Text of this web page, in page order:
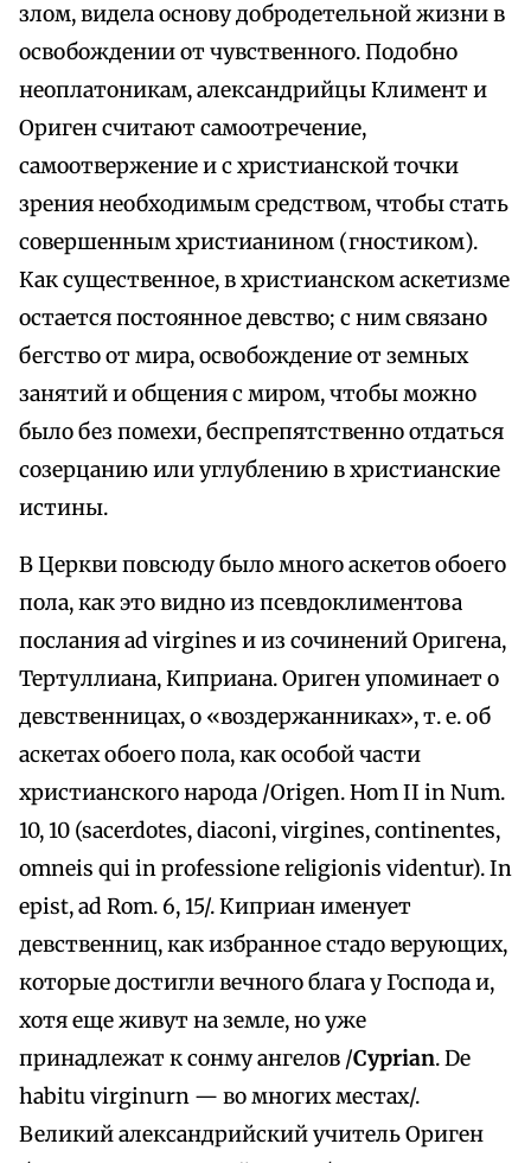
злом, видела основу добродетельной жизни в
освобождении от чувственного. Подобно
неоплатоникам, александрийцы Климент и
Ориген считают самоотречение,
самоотвержение и с христианской точки
зрения необходимым средством, чтобы стать
совершенным христианином (гностиком).
Как существенное, в христианском аскетизме
остается постоянное девство; с ним связано
бегство от мира, освобождение от земных
занятий и общения с миром, чтобы можно
было без помехи, беспрепятственно отдаться
созерцанию или углублению в христианские
истины.
В Церкви повсюду было много аскетов обоего
пола, как это видно из псевдоклиментова
послания ad virgines и из сочинений Оригена,
Тертуллиана, Киприана. Ориген упоминает о
девственницах, о «воздержанниках», т. е. об
аскетах обоего пола, как особой части
христианского народа /Origen. Hom II in Num.
10, 10 (sacerdotes, diaconi, virgines, continentes,
omneis qui in professione religionis videntur). In
epist, ad Rom. 6, 15/. Киприан именует
девственниц, как избранное стадо верующих,
которые достигли вечного блага у Господа и,
хотя еще живут на земле, но уже
принадлежат к сонму ангелов /Cyprian. De
habitu virginurn — во многих местах/.
Великий александрийский учитель Ориген